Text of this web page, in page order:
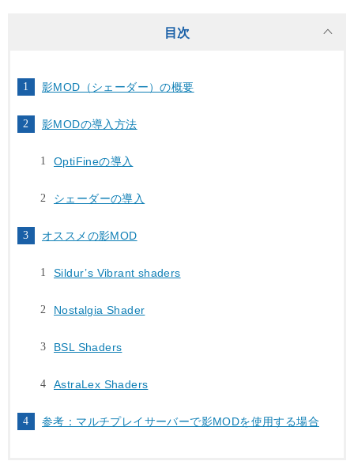
目次
影MOD（シェーダー）の概要
影MODの導入方法
OptiFineの導入
シェーダーの導入
オススメの影MOD
Sildur’s Vibrant shaders
Nostalgia Shader
BSL Shaders
AstraLex Shaders
参考：マルチプレイサーバーで影MODを使用する場合